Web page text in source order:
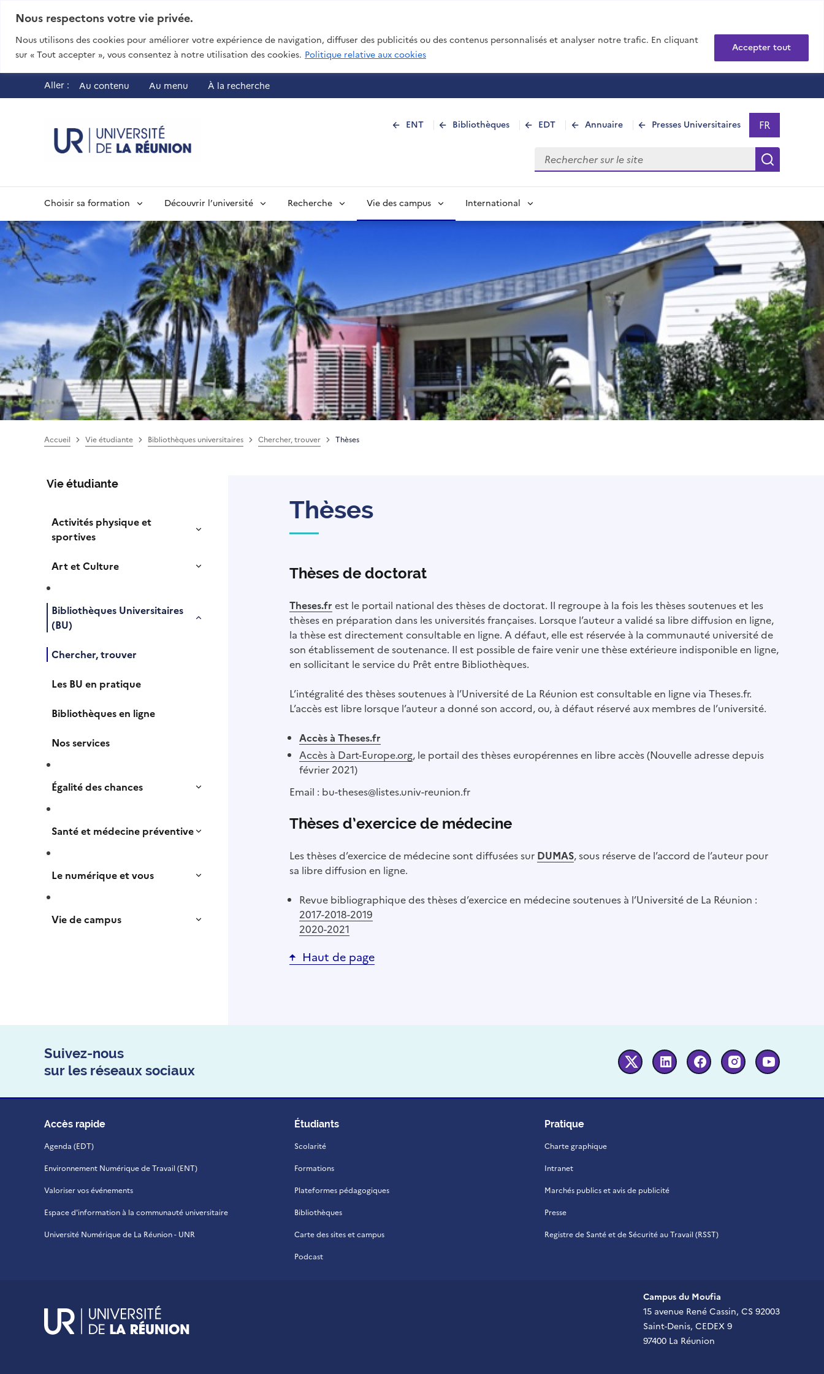
Nous respectons votre vie privée.
Nous utilisons des cookies pour améliorer votre expérience de navigation, diffuser des publicités ou des contenus personnalisés et analyser notre trafic. En cliquant
sur « Tout accepter », vous consentez à notre utilisation des cookies. Politique relative aux cookies
Accepter tout
Aller : Au contenu Au menu À la recherche
ENT Bibliothèques EDT Annuaire Presses Universitaires Sélectionner
FR
- Français
Rechercher sur le site
Choisir sa formation Découvrir l’université Recherche Vie des campus International
Accueil Vie étudiante Bibliothèques universitaires Chercher, trouver Thèses
Vie étudiante
Activités physique et
sportives
Art et Culture
Bibliothèques Universitaires
(BU)
Chercher, trouver
Les BU en pratique
Bibliothèques en ligne
Nos services
Égalité des chances
Santé et médecine préventive
Le numérique et vous
Vie de campus
Thèses
Thèses de doctorat
Theses.fr est le portail national des thèses de doctorat. Il regroupe à la fois les thèses soutenues et les
thèses en préparation dans les universités françaises. Lorsque l’auteur a validé sa libre diffusion en ligne,
la thèse est directement consultable en ligne. A défaut, elle est réservée à la communauté université de
son établissement de soutenance. Il est possible de faire venir une thèse extérieure indisponible en ligne,
en sollicitant le service du Prêt entre Bibliothèques.
L’intégralité des thèses soutenues à l’Université de La Réunion est consultable en ligne via Theses.fr.
L’accès est libre lorsque l’auteur a donné son accord, ou, à défaut réservé aux membres de l’université.
Accès à Theses.fr
Accès à Dart-Europe.org, le portail des thèses europérennes en libre accès (Nouvelle adresse depuis
février 2021)
Email : bu-theses@listes.univ-reunion.fr
Thèses d’exercice de médecine
Les thèses d’exercice de médecine sont diffusées sur DUMAS, sous réserve de l’accord de l’auteur pour
sa libre diffusion en ligne.
Revue bibliographique des thèses d’exercice en médecine soutenues à l’Université de La Réunion :
2017-2018-2019
2020-2021
Haut de page
Suivez-nous
sur les réseaux sociaux
Twitter Linkedin FacebookInstagram
Accès rapide
Agenda (EDT)
Environnement Numérique de Travail (ENT)
Valoriser vos événements
Espace d'information à la communauté universitaire
Université Numérique de La Réunion - UNR
Étudiants
Scolarité
Formations
Plateformes pédagogiques
Bibliothèques
Carte des sites et campus
Podcast
Pratique
Charte graphique
Intranet
Marchés publics et avis de publicité
Presse
Registre de Santé et de Sécurité au Travail (RSST)
Campus du Moufia
15 avenue René Cassin, CS 92003
Saint-Denis, CEDEX 9
97400 La Réunion